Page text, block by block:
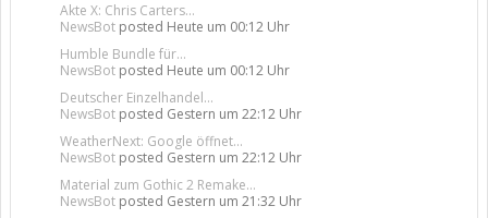
Akte X: Chris Carters...
NewsBot posted Heute um 00:12 Uhr
Humble Bundle für...
NewsBot posted Heute um 00:12 Uhr
Deutscher Einzelhandel...
NewsBot posted Gestern um 22:12 Uhr
WeatherNext: Google öffnet...
NewsBot posted Gestern um 22:12 Uhr
Material zum Gothic 2 Remake...
NewsBot posted Gestern um 21:32 Uhr